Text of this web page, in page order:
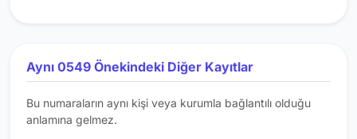
Aynı 0549 Önekindeki Diğer Kayıtlar
Bu numaraların aynı kişi veya kurumla bağlantılı olduğu
anlamına gelmez.